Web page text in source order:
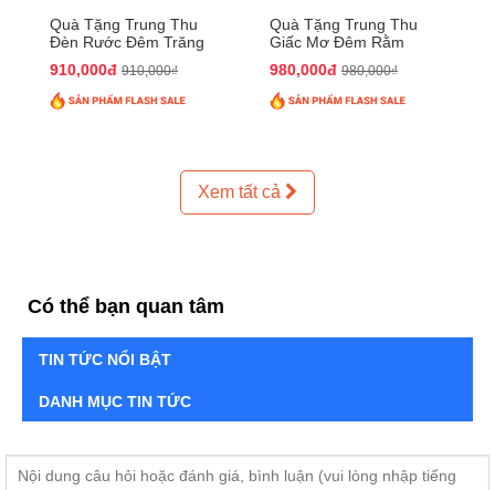
Quà Tặng Trung Thu
Đèn Rước Đêm Trăng
910,000đ 910,000₫
Quà Tặng Trung Thu
Giấc Mơ Đêm Rằm
980,000đ 980,000₫
Xem tất cả
Có thể bạn quan tâm
TIN TỨC NỔI BẬT
DANH MỤC TIN TỨC